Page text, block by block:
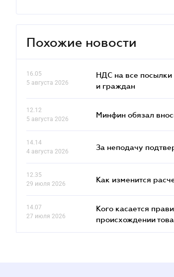
Похожие новости
16.05
5 августа 2026
НДС на все посылки
и граждан
12.12
5 августа 2026
Минфин обязал
14.14
4 августа 2026
За неподачу
12.35
29 июля 2026
Как изменится
14.07
27 июля 2026
Кого касается
происхождении